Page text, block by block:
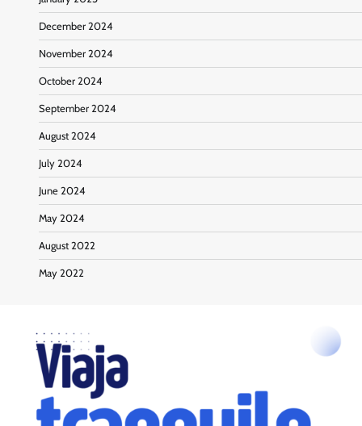
December 2024
November 2024
October 2024
September 2024
August 2024
July 2024
June 2024
May 2024
August 2022
May 2022